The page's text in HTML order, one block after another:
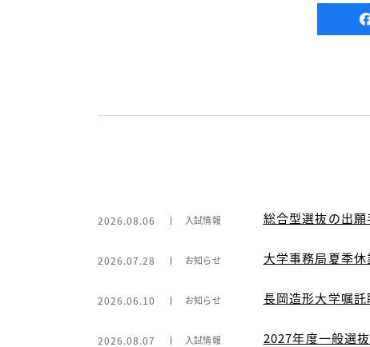
2026.08.06 入試情報 総合型選抜の出
2026.07.28 お知らせ 大学事務局夏季
2026.06.10 お知らせ 長岡造形大学嘱託
2026.08.07 入試情報 2027年度一般選